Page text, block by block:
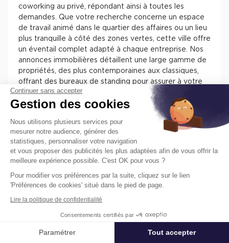
Affiner ma recherche
coworking au privé, répondant ainsi à toutes les
demandes. Que votre recherche concerne un espace
de travail animé dans le quartier des affaires ou un lieu
plus tranquille à côté des zones vertes, cette ville offre
un éventail complet adapté à chaque entreprise. Nos
annonces immobilières détaillent une large gamme de
propriétés, des plus contemporaines aux classiques,
offrant des bureaux de standing pour assurer à votre
équipe un cadre de travail idéal et des postes adaptés
à vos besoins. Cela permet de soutenir la croissance et
le développement de votre activité dans l'un des
secteurs les plus convoités de la région parisienne.
Cushman & Wakefield : votre
partenaire pour la location de
bureau à Neuilly-sur-Seine
À la recherche d'un espace de bureau divisibles dans la
Wakefield est là pour vous accompagner vers les
options les plus avantageuses. Que vous recherchiez
Continuer sans accepter
Gestion des cookies
Nous utilisons plusieurs services pour
mesurer notre audience, générer des
statistiques, personnaliser votre navigation
et vous proposer des publicités les plus adaptées afin de vous offrir la
meilleure expérience possible. C'est OK pour vous ?
Pour modifier vos préférences par la suite, cliquez sur le lien
'Préférences de cookies' situé dans le pied de page.
Lire la politique de confidentialité
Consentements certifiés par
Paramétrer Tout accepter